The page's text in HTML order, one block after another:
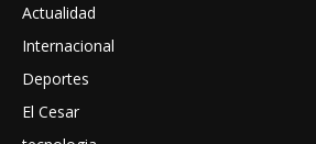
Actualidad
Internacional
Deportes
El Cesar